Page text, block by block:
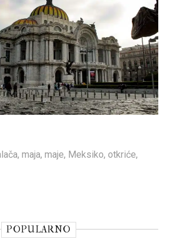
, maja, maje, Meksiko, otkriće,
POPULARNO